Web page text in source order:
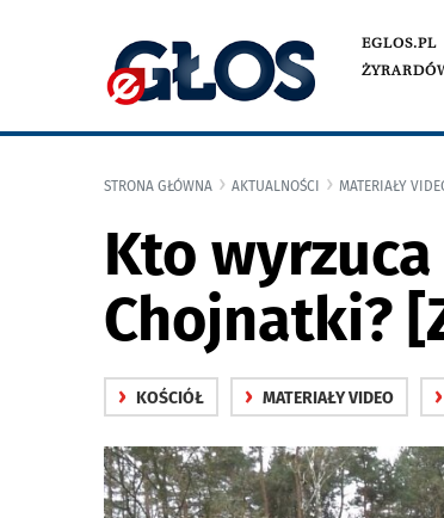
EGLOS.PL
STRONA GŁÓWNA AKTUALNOŚCI MATERIAŁY
Kto
Chojnatki?
› KOŚCIÓŁ › MATERIAŁY VIDEO ›